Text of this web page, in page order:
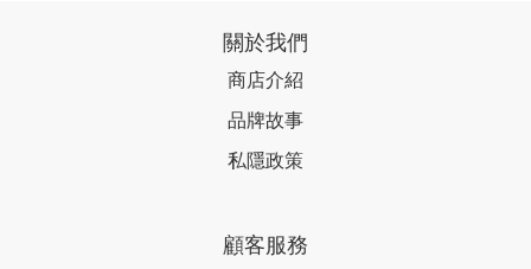
關於我們
商店介紹
品牌故事
私隱政策
顧客服務